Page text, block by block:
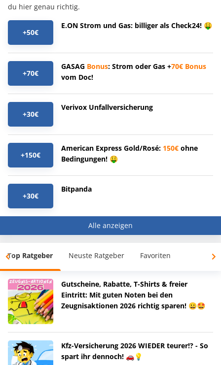
du hier genau richtig.
+50€
E.ON Strom und Gas: billiger als Check24! 🤑
+70€
GASAG Bonus: Strom oder Gas +70€ Bonus
vom Doc!
+30€
Verivox Unfallversicherung
+150€
American Express Gold/Rosé: 150€ ohne
Bedingungen! 🤑
+30€
Bitpanda
Alle anzeigen
Top Ratgeber Neuste Ratgeber Favoriten
Gutscheine, Rabatte, T-Shirts & freier
Eintritt: Mit guten Noten bei den
Zeugnisaktionen 2026 richtig sparen! 😀🤩
Kfz-Versicherung 2026 WIEDER teurer!? - So
spart ihr dennoch! 🚗💡